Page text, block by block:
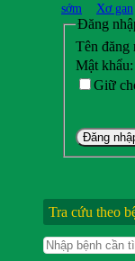
sớm
Xơ gan
Đăng
Tên đăng
Mật khẩu:
Giữ
Đăng
Tra cứu theo